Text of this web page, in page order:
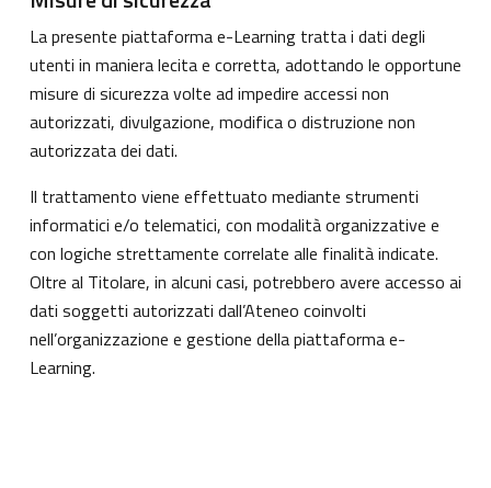
La presente piattaforma e-Learning tratta i dati degli
utenti in maniera lecita e corretta, adottando le opportune
misure di sicurezza volte ad impedire accessi non
autorizzati, divulgazione, modifica o distruzione non
autorizzata dei dati.
Il trattamento viene effettuato mediante strumenti
informatici e/o telematici, con modalità organizzative e
con logiche strettamente correlate alle finalità indicate.
Oltre al Titolare, in alcuni casi, potrebbero avere accesso ai
dati soggetti autorizzati dall’Ateneo coinvolti
nell’organizzazione e gestione della piattaforma e-
Learning.